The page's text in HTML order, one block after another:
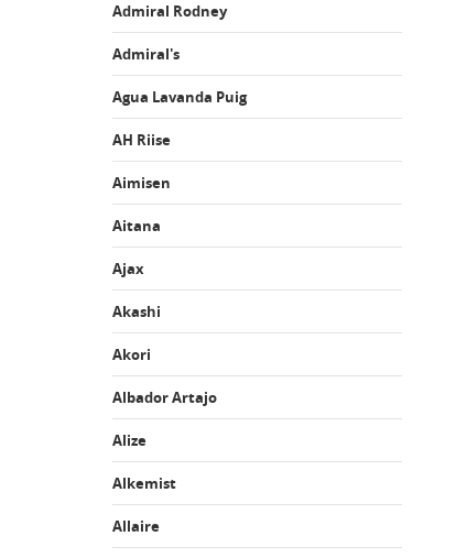
Admiral Rodney
Admiral's
Agua Lavanda Puig
AH Riise
Aimisen
Aitana
Ajax
Akashi
Akori
Albador Artajo
Alize
Alkemist
Allaire